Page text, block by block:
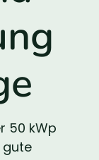
50 kWp